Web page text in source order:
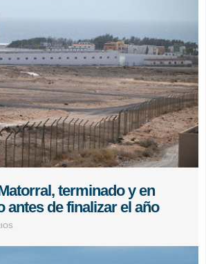
terminado y en
antes de finalizar el año